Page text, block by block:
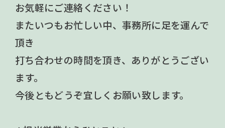
お気軽にご連絡ください！
またいつもお忙しい中、事務所に足を運んで
頂き
打ち合わせの時間を頂き、ありがとうござい
ます。
今後ともどうぞ宜しくお願い致します。